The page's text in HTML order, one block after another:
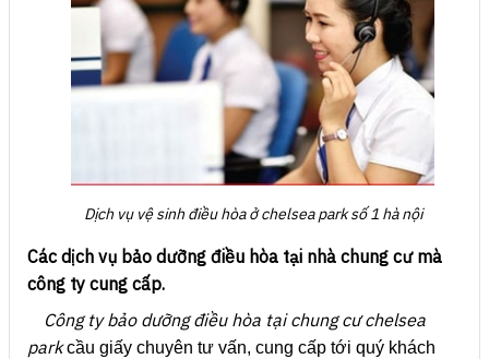
Dịch vụ vệ sinh điều hòa ở chelsea park số 1 hà nội
Các dịch vụ bảo dưỡng điều hòa tại nhà chung cư mà
công ty cung cấp.
Công ty bảo dưỡng điều hòa tại chung cư chelsea
parkcầu giấy chuyên tư vấn, cung cấp tới quý khách